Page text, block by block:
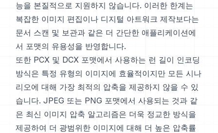
능을 본질적으로 지원하지 않습니다. 이러한 한계는
복잡한 이미지 편집이나 디지털 아트워크 제작보다는
문서 스캔 및 보관과 같은 더 간단한 애플리케이션에
서 포맷의 유용성을 반영합니다.
또한 PCX 및 DCX 포맷에서 사용하는 런 길이 인코딩
방식은 특정 유형의 이미지에 효율적이지만 모든 시나
리오에 대해 가장 최적의 압축을 제공하지 않을 수 있
습니다. JPEG 또는 PNG 포맷에서 사용되는 것과 같
은 최신 이미지 압축 알고리즘은 더욱 정교한 방식을
제공하여 더 광범위한 이미지에 대해 더 높은 압축률